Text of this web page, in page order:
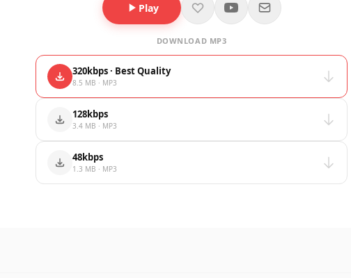
Play
DOWNLOAD MP3
320kbps · Best Quality
8.5 MB · MP3
128kbps
3.4 MB · MP3
48kbps
1.3 MB · MP3